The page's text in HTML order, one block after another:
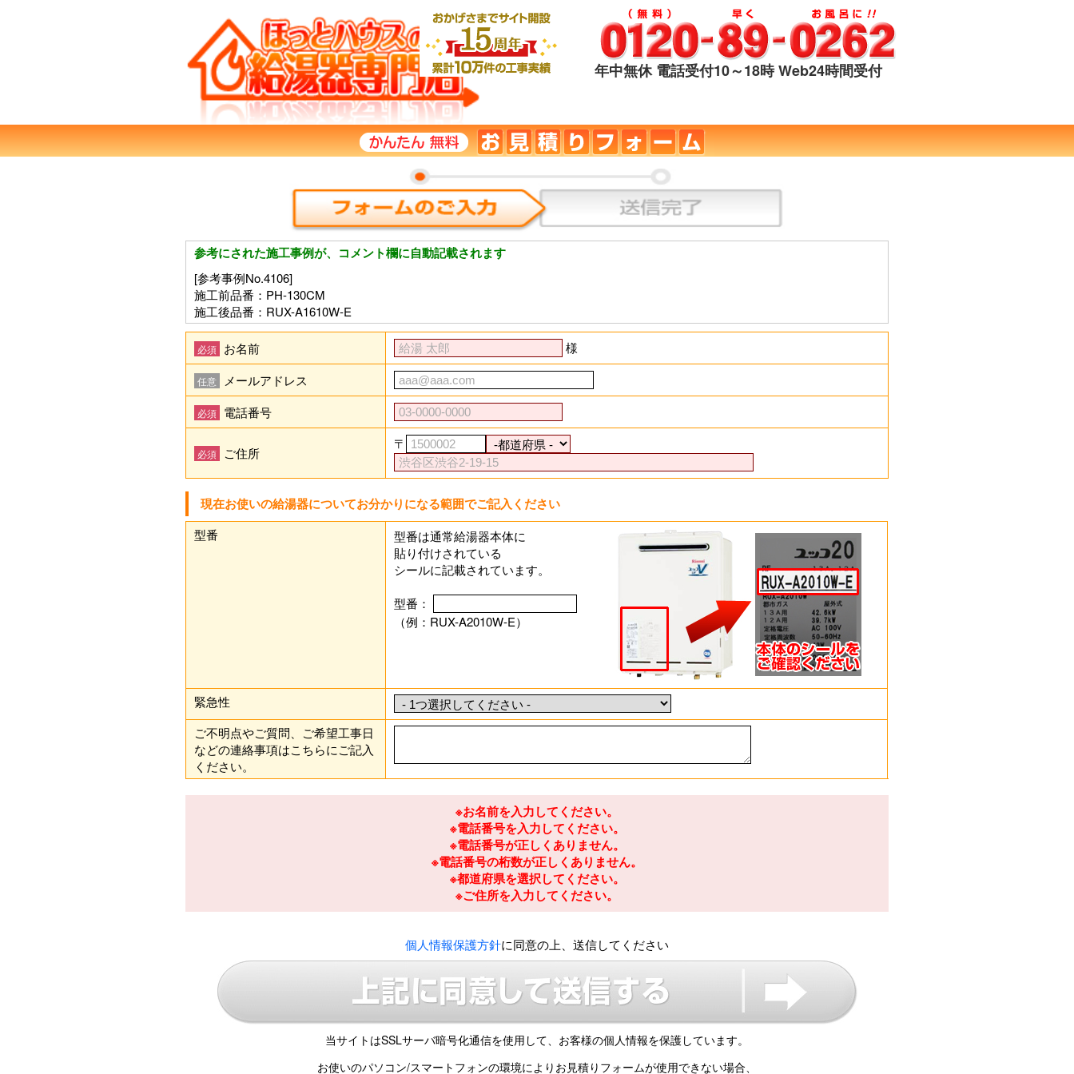
年中無休 電話受付10～18時 Web24時間受付
参考にされた施工事例が、コメント欄に自動記載されます
[参考事例No.4106]
施工前品番：PH-130CM
施工後品番：RUX-A1610W-E
必須 お名前 様
任意 メールアドレス
必須 電話番号
必須 ご住所
〒
現在お使いの給湯器についてお分かりになる範囲でご記入ください
型番
型番は通常給湯器本体に
貼り付けされている
シールに記載されています。
型番：
（例：RUX-A2010W-E）
緊急性
ご不明点やご質問、ご希望工事日
などの連絡事項はこちらにご記入
ください。
※お名前を入力してください。
※電話番号を入力してください。
※電話番号が正しくありません。
※電話番号の桁数が正しくありません。
※都道府県を選択してください。
※ご住所を入力してください。
個人情報保護方針に同意の上、送信してください
当サイトはSSLサーバ暗号化通信を使用して、 お客様の個人情報を保護しています。
お使いのパソコン/スマートフォンの環境により お見積りフォームが使用できない場合、